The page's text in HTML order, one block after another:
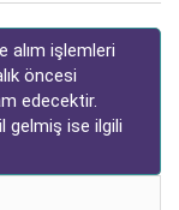
alım işlemleri
öncesi
edecektir.
gelmiş ise ilgili